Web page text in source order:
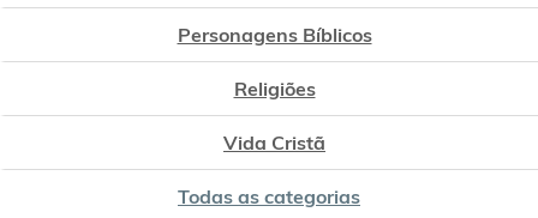
Personagens Bíblicos
Religiões
Vida Cristã
Todas as categorias